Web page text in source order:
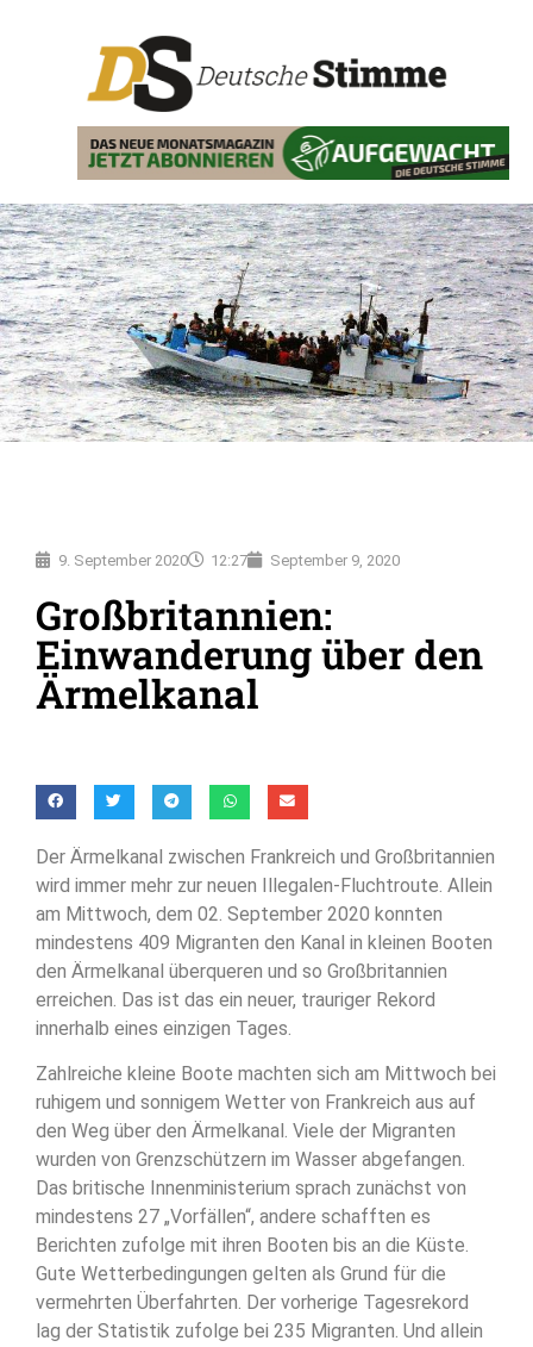
9. September 2020 12:27 September 9, 2020
Großbritannien:
Einwanderung über den
Ärmelkanal
Der Ärmelkanal zwischen Frankreich und Großbritannien
wird immer mehr zur neuen Illegalen-Fluchtroute. Allein
am Mittwoch, dem 02. September 2020 konnten
mindestens 409 Migranten den Kanal in kleinen Booten
den Ärmelkanal überqueren und so Großbritannien
erreichen. Das ist das ein neuer, trauriger Rekord
innerhalb eines einzigen Tages.
Zahlreiche kleine Boote machten sich am Mittwoch bei
ruhigem und sonnigem Wetter von Frankreich aus auf
den Weg über den Ärmelkanal. Viele der Migranten
wurden von Grenzschützern im Wasser abgefangen.
Das britische Innenministerium sprach zunächst von
mindestens 27 „Vorfällen“, andere schafften es
Berichten zufolge mit ihren Booten bis an die Küste.
Gute Wetterbedingungen gelten als Grund für die
vermehrten Überfahrten. Der vorherige Tagesrekord
lag der Statistik zufolge bei 235 Migranten. Und allein